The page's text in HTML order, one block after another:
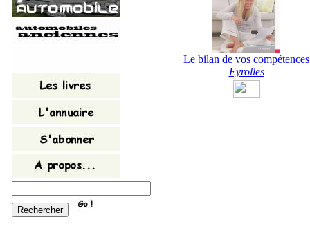
Le bilan de vos compétences
Eyrolles